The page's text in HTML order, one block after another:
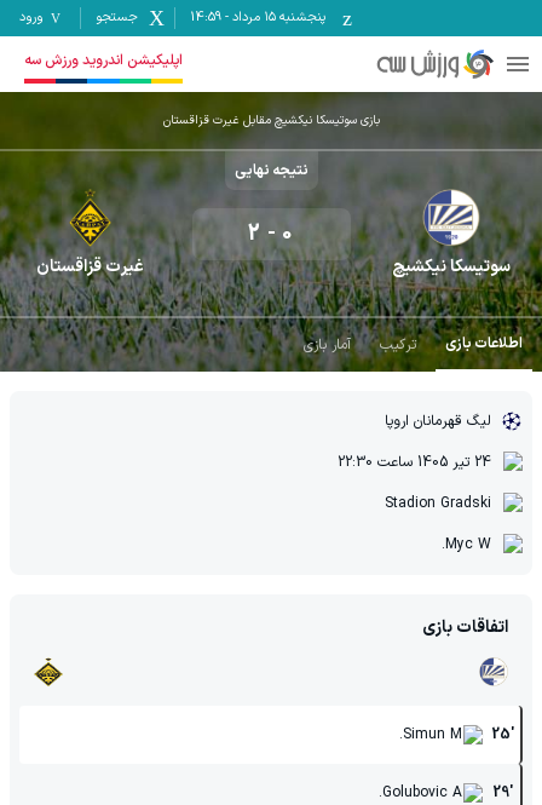
پنجشنبه ۱۵ مرداد -
14:59 جستجو ورود
اپلیکیشن اندروید ورزش سه
بازی سوتیسکا نیکشیچ مقابل غیرت قزاقستان
نتیجه نهایی
سوتیسکا نیکشیچ
0
-
2
غیرت قزاقستان
اطلاعات بازی ترکیب آمار بازی
لیگ قهرمانان اروپا
24 تیر 1405
ساعت 22:30
Stadion Gradski
Myc W.
اتفاقات بازی
25'
Simun M.
29'
Golubovic A.